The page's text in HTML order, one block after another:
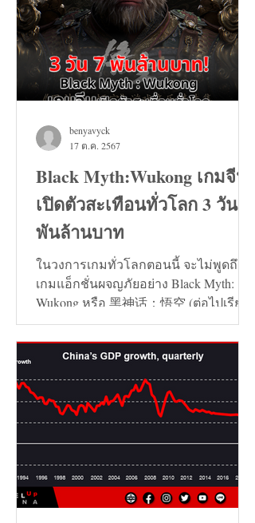
Black Myth:Wukong เกมจีน
เปิดตัวสะเทือนทั่วโลก 3 วัน 7
พันล้านบาท
ในวงการเกมทั่วโลกตอนนี้ จะไม่พูดถึง
เกมแอ็กชั่นผจญภัยอย่าง Black Myth:
Wukong หรือ 黑神话：悟空 (ต่อไปเรียก
ว่า เกมหงอคง) ไม่ได้เลย...
benyavyck
17 ต.ค. 2567